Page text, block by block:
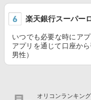
楽天銀行スーパー
いつでも必要な時にア
アプリを通じて口座か
男性）
オリコンランキン